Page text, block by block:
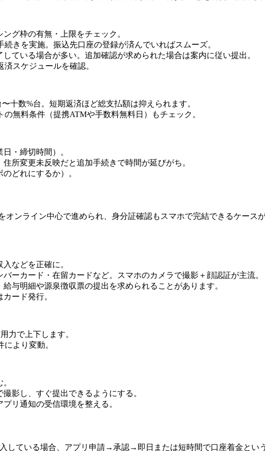
グ枠の有無・上限をチェック。
きを実施。振込先口座の登録が済んでいればスムーズ。
ている場合が多い。追加確認が求められた場合は案内に従い提出。
スケジュールを確認。
十数%台。短期返済ほど総支払額は抑えられます。
無料条件（提携ATMや手数料無料日）もチェック。
・締切時間）。
所変更未反映だと追加手続きで時間が延びがち。
どれにするか）。
オンライン中心で進められ、身分証確認もスマホで完結できるケー
などを正確に。
ーカード・在留カードなど。スマホのカメラで撮影＋顔認証が主流。
与明細や源泉徴収票の提出を求められることがあります。
ード発行。
力で上下します。
より変動。
影し、すぐ提出できるようにする。
リ通知の受信環境を整える。
している場合、アプリ申請→承認→即日または短時間で口座着金とい